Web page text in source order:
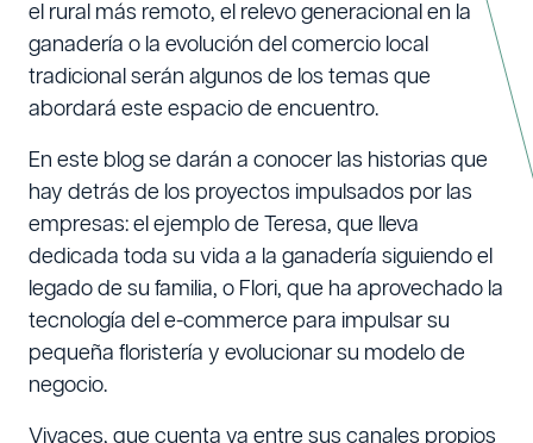
el rural más remoto, el relevo generacional en la
ganadería o la evolución del comercio local
tradicional serán algunos de los temas que
abordará este espacio de encuentro.
En este blog se darán a conocer las historias que
hay detrás de los proyectos impulsados por las
empresas: el ejemplo de Teresa, que lleva
dedicada toda su vida a la ganadería siguiendo el
legado de su familia, o Flori, que ha aprovechado la
tecnología del e-commerce para impulsar su
pequeña floristería y evolucionar su modelo de
negocio.
Vivaces, que cuenta ya entre sus canales propios